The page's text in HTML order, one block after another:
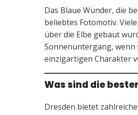
Das Blaue Wunder, die
beliebtes Fotomotiv.
über die Elbe gebaut
Sonnenuntergang, wenn
einzigartigen Charakter
Was sind die
Dresden bietet